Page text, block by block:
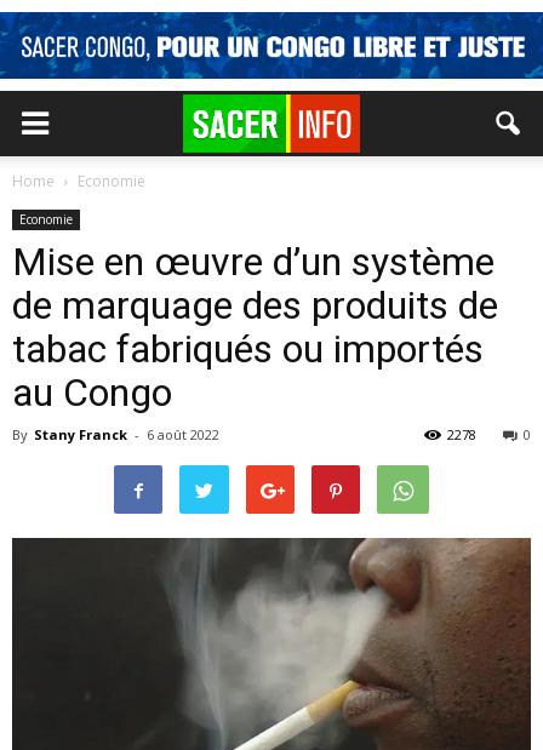
Home Economie
Economie
Mise en œuvre d’un système
de marquage des produits de
tabac fabriqués ou importés
au Congo
By Stany Franck - 6 août 2022 0
2278